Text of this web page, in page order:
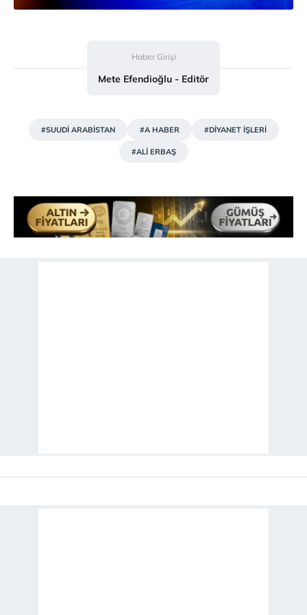
reklam/pazarlama faaliyetlerinin yapılması, amaçlarıyla
Çerezlere ilişkin tercihlerinizi aşağıda yer alan panel
vasıtasıyla belirleyebilirsiniz. Çerezlere ilişkin detaylı bilgi
için Ayarlar butonuna tıklayabilir,
6698 sayılı Kişisel Verilerin Korunması Kanunu uyarınca
hazırlanmış Aydınlatma Metnimizi okumak ve sitemizde
Haber Girişi
Mete Efendioğlu - Editör
#SUUDİ ARABİSTAN #A HABER #DİYANET İŞLERİ
#ALİ ERBAŞ